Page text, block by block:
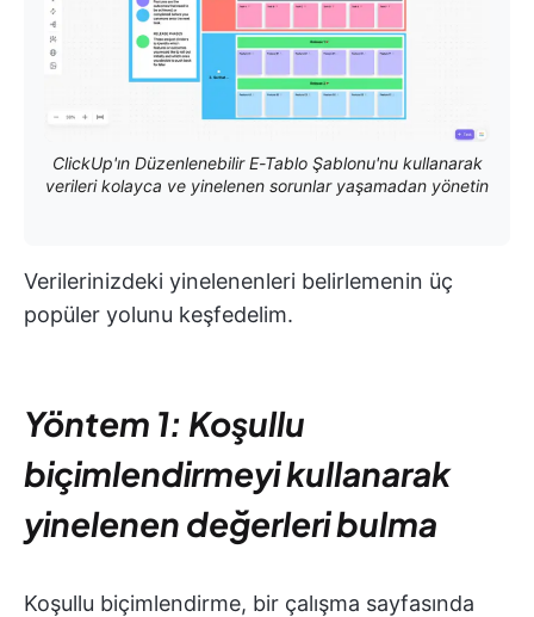
ClickUp'ın Düzenlenebilir E-Tablo Şablonu'nu kullanarak
verileri kolayca ve yinelenen sorunlar yaşamadan yönetin
Verilerinizdeki yinelenenleri belirlemenin üç
popüler yolunu keşfedelim.
Yöntem 1: Koşullu
biçimlendirmeyi kullanarak
yinelenen değerleri bulma
Koşullu biçimlendirme, bir çalışma sayfasında